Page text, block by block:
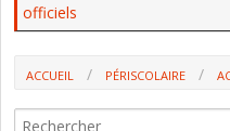
officiels
ACCUEIL PÉRISCOLAIRE